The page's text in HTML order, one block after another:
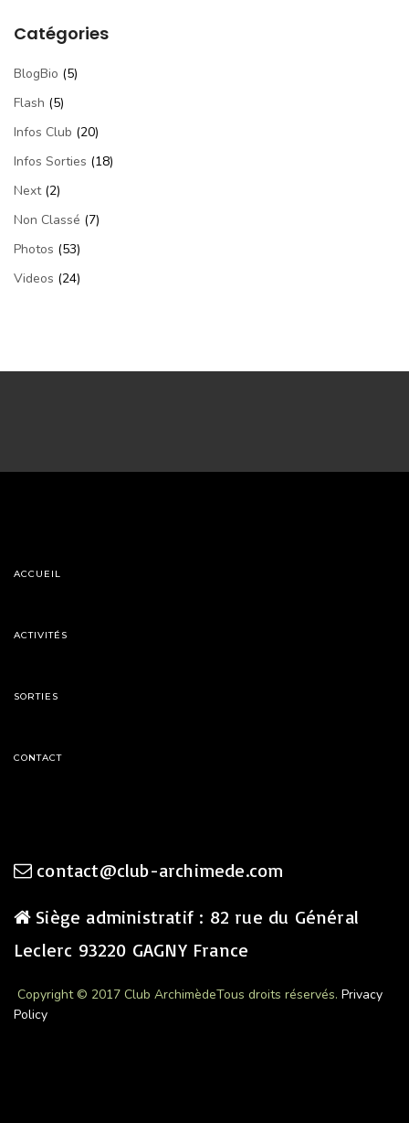
Catégories
BlogBio (5)
Flash (5)
Infos Club (20)
Infos Sorties (18)
Next(2)
Non Classé (7)
Photos (53)
Videos (24)
ACCUEIL
ACTIVITÉS
SORTIES
CONTACT
contact@club-archimede.com
Siège administratif : 82 rue du Général
Leclerc 93220 GAGNY France
Copyright © 2017 Club ArchimèdeTous droits réservés. Privacy
Policy